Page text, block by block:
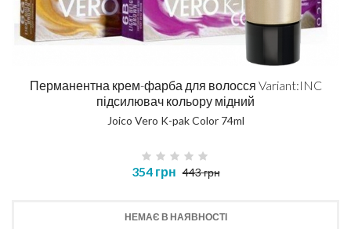
Перманентна крем-фарба для волосся Variant:INC
підсилювач кольору мідний
Joico Vero K-pak Color 74ml
354 грн 443 грн
НЕМАЄ В НАЯВНОСТІ